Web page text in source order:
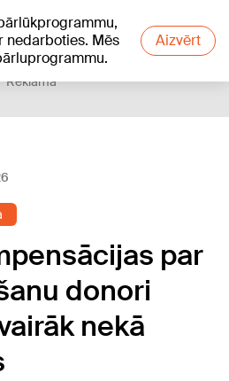
nedarboties. Mēs
Aizvērt
Reklāma
par
donori
nekā